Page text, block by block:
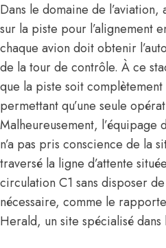
Dans le domaine de l’aviation,
sur la piste pour l’alignement
chaque avion doit obtenir
de la tour de contrôle. À ce
que la piste soit
permettant qu’une seule
Malheureusement, l’équipage
n’a pas pris conscience de la
traversé la ligne d’attente
circulation C1 sans disposer
nécessaire, comme le
Herald, un site spécialisé dans